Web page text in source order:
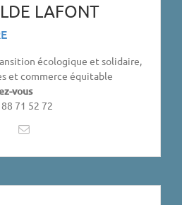
LAFONT
écologique et solidaire,
et commerce équitable
vous
88 71 52 72